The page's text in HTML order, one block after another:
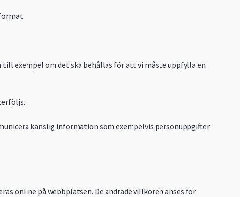
exempel om det ska behållas för att vi måste uppfylla en
känslig information som exempelvis personuppgifter
online på webbplatsen. De ändrade villkoren anses för